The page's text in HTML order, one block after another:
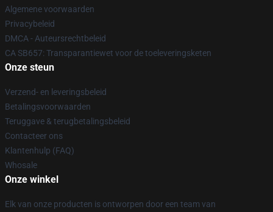
Algemene voorwaarden
Privacybeleid
DMCA - Auteursrechtbeleid
CA SB657: Transparantiewet voor de toeleveringsketen
Onze steun
Verzend- en leveringsbeleid
Betalingsvoorwaarden
Teruggave & terugbetalingsbeleid
Contacteer ons
Klantenhulp (FAQ)
Whosale
Onze winkel
Elk van onze producten is ontworpen door een team van